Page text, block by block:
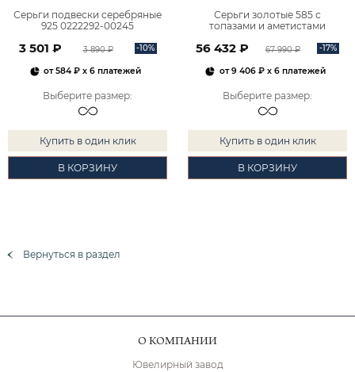
Серьги подвески серебряные
925 0222292-00245
3 501 ₽ 3 890 ₽ -10%
от584 ₽ x 6 платежей
Выберите размер:
Купить в один клик
В КОРЗИНУ
Серьги золотые 585 с
топазами и аметистами
56 432 ₽ 67 990 ₽ -17%
от9 406 ₽x 6 платежей
Выберите размер:
Купить в один клик
В КОРЗИНУ
Вернуться в раздел
О КОМПАНИИ
Ювелирный завод